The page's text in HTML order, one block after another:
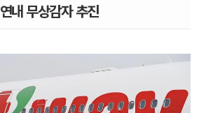
연내 무상감자 추진